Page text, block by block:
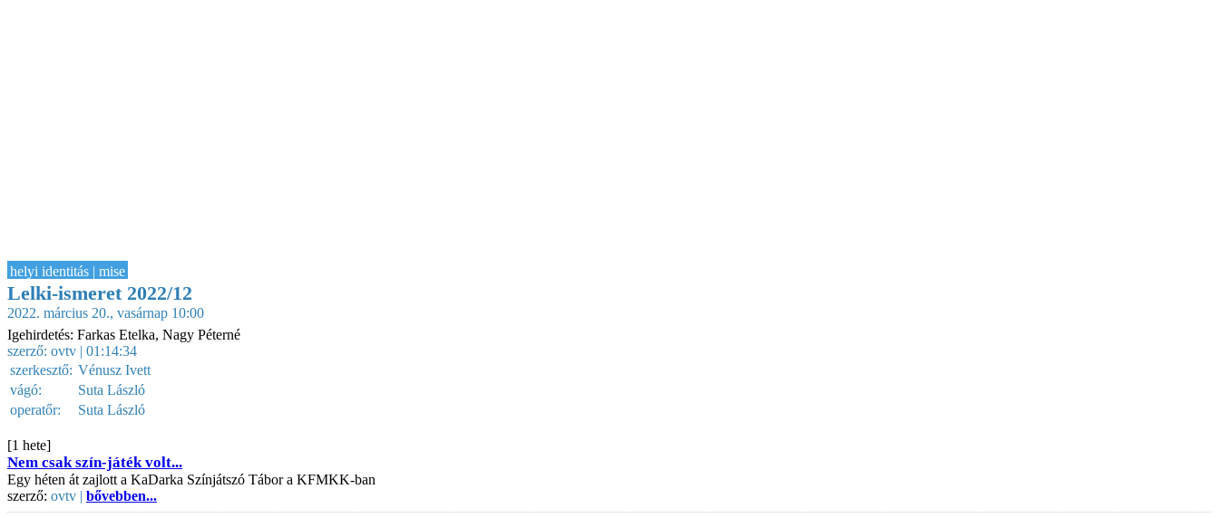
helyi identitás | mise
Lelki-ismeret 2022/12
2022. március 20., vasárnap 10:00
Igehirdetés: Farkas Etelka, Nagy Péterné
szerző: ovtv | 01:14:34
szerkesztő: Vénusz Ivett
vágó:
Suta László
operatőr:
Suta László
[1 hete]
Nem csak szín-játék volt...
Egy héten át zajlott a KaDarka Színjátszó Tábor a KFMKK-ban
szerző: ovtv | bővebben...